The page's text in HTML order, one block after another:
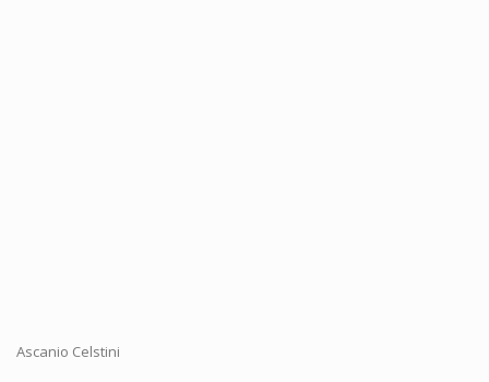
Ascanio Celstini